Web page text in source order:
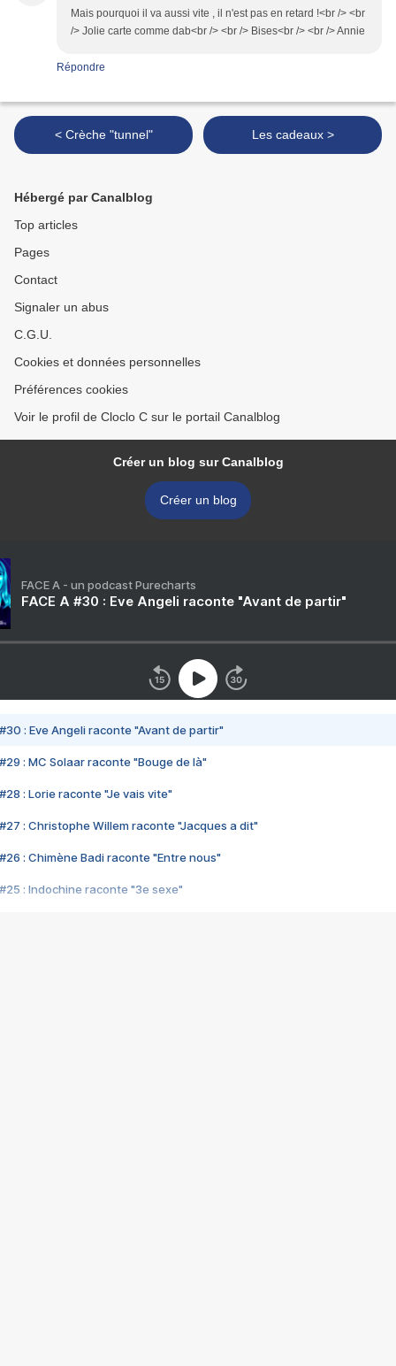
Mais pourquoi il va aussi vite , il n'est pas en retard !<br /> <br
/> Jolie carte comme dab<br /> <br /> Bises<br /> <br /> Annie
Répondre
< Crèche "tunnel" Les cadeaux >
Hébergé par Canalblog
Top articles
Pages
Contact
Signaler un abus
C.G.U.
Cookies et données personnelles
Préférences cookies
Voir le profil de Cloclo C sur le portail Canalblog
Créer un blog sur Canalblog
Créer un blog
FACE A - un podcast Purecharts
FACE A #30 : Eve Angeli raconte "Avant de partir"
#30 : Eve Angeli raconte "Avant de partir"
#29 : MC Solaar raconte "Bouge de là"
#28 : Lorie raconte "Je vais vite"
#27 : Christophe Willem raconte "Jacques a dit"
#26 : Chimène Badi raconte "Entre nous"
#25 : Indochine raconte "3e sexe"